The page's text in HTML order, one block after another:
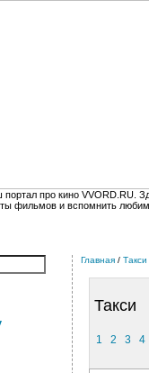
портал про кино VVORD.RU.
фильмов и вспомнить
Главная / Такси
Такси
1 2 3 4